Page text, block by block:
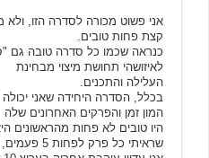
אני פשוט מכורה לסדרה הזו,
קצת פחות טובים.
כנראה שכמו כל סדרה טובה גם
לאיזושהי תחושת מיצוי מבחינת
העלילה והתכנים.
בכלל, הסדרה היחידה שאני
המון זמן והפרקים האחרונים שלה
היו טובים לא פחות מהראשונים
שראיתי כל פרק לפחות 5 פעמים,